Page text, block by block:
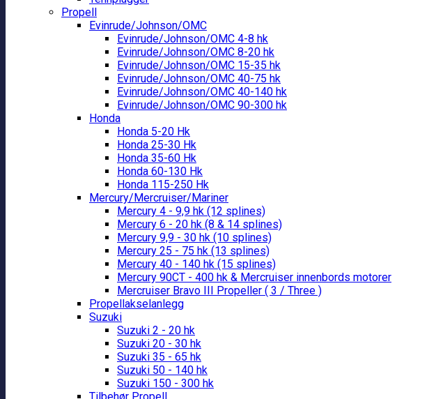
Propell
Evinrude/Johnson/OMC
Evinrude/Johnson/OMC 4-8 hk
Evinrude/Johnson/OMC 8-20 hk
Evinrude/Johnson/OMC 15-35 hk
Evinrude/Johnson/OMC 40-75 hk
Evinrude/Johnson/OMC 40-140 hk
Evinrude/Johnson/OMC 90-300 hk
Honda
Honda 5-20 Hk
Honda 25-30 Hk
Honda 35-60 Hk
Honda 60-130 Hk
Honda 115-250 Hk
Mercury/Mercruiser/Mariner
Mercury 4 - 9,9 hk (12 splines)
Mercury 6 - 20 hk (8 & 14 splines)
Mercury 9,9 - 30 hk (10 splines)
Mercury 25 - 75 hk (13 splines)
Mercury 40 - 140 hk (15 splines)
Mercury 90CT - 400 hk & Mercruiser innenbords motorer
Mercruiser Bravo III Propeller ( 3 / Three )
Propellakselanlegg
Suzuki
Suzuki 2 - 20 hk
Suzuki 20 - 30 hk
Suzuki 35 - 65 hk
Suzuki 50 - 140 hk
Suzuki 150 - 300 hk